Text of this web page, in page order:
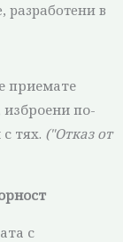
разработени в
приемате
изброени по-
тях. ("Отказ от
с